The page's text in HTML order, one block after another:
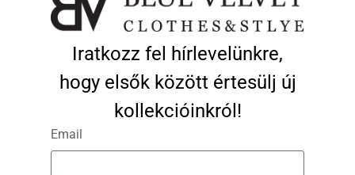
Kapcsolat
Cookie Policy (EU)Iratkozz fel hírlevelünkre,
hogy elsők között értesülj új
kollekcióinkról!
Email